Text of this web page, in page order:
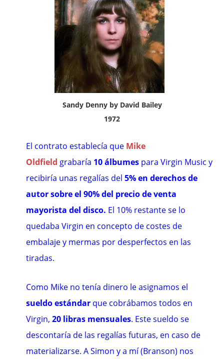
Sandy Denny by David Bailey
1972
El contrato establecía que Mike
Oldfield grabaría 10 álbumes para Virgin Music y
recibiría unas regalías del5% en derechos de
autorsobre el 90% del precio de venta
mayorista del disco. El 10% restante se lo
quedaba Virgin en concepto de costes de
embalaje y mermas por desperfectos en las
tiradas.
Como Mike no tenía dinero le asignamos el
sueldo estándar que cobrábamos todos en
Virgin,20 libras mensuales. Este sueldo se
descontaría de las regalías futuras, en caso de
materializarse. A Simon y a mí (Branson) nos